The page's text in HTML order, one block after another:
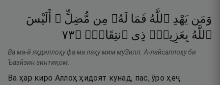
وَمَن يَهْدِ ٱللَّهُ فَمَا لَهُۥ مِن مُّضِلٍّ ۗ
أَلَيْسَ
ٱللَّهُ بِعَزِيزٍۢ ذِى ٱنتِقَامٍۢ ۝٣٧
Ва ма-й яҳдиллоҳу фа ма лаҳу мим муЗилл. А-лайсаллоҳу би
Ъазӣзин зинтиқом.
Ва ҳар киро Аллоҳ ҳидоят кунад, пас, ӯро ҳеҷ